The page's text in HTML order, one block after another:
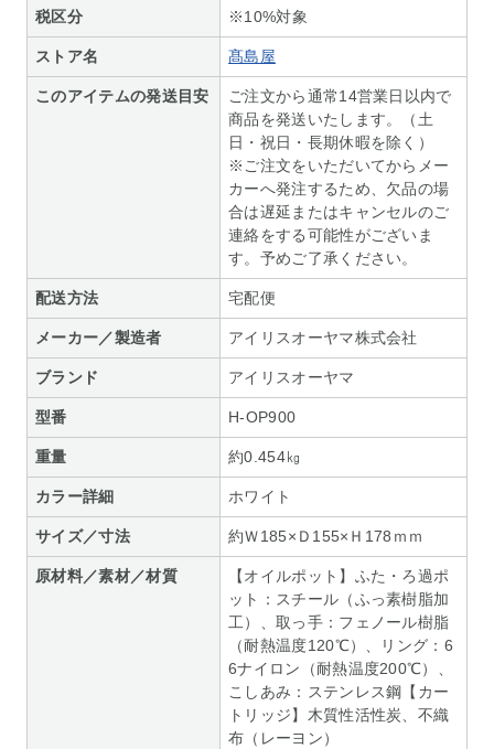
税区分 ※10%対象
ストア名 髙島屋
このアイテムの発送目安
ご注文から通常14営業日以内で
商品を発送いたします。（土
日・祝日・長期休暇を除く）
※ご注文をいただいてからメー
カーへ発注するため、欠品の場
合は遅延またはキャンセルのご
連絡をする可能性がございま
す。予めご了承ください。
配送方法 宅配便
メーカー／製造者 アイリスオーヤマ株式会社
ブランド アイリスオーヤマ
型番 H-OP900
重量 約0.454㎏
カラー詳細 ホワイト
サイズ／寸法 約Ｗ185×Ｄ155×Ｈ178ｍｍ
原材料／素材／材質
【オイルポット】ふた・ろ過ポ
ット：スチール（ふっ素樹脂加
工）、取っ手：フェノール樹脂
（耐熱温度120℃）、リング：6
6ナイロン（耐熱温度200℃）、
こしあみ：ステンレス鋼【カー
トリッジ】木質性活性炭、不織
布（レーヨン）